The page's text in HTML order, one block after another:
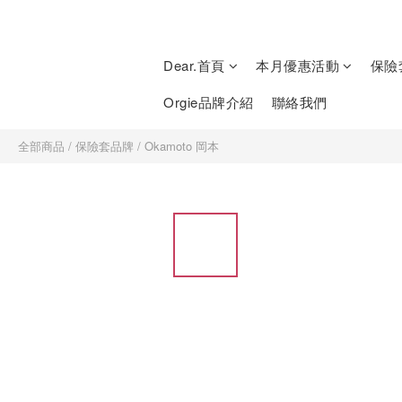
Dear.首頁 本月優惠活動
保險
Orgie品牌介紹
聯絡我們
全部商品 / 保險套品牌 / Okamoto 岡本